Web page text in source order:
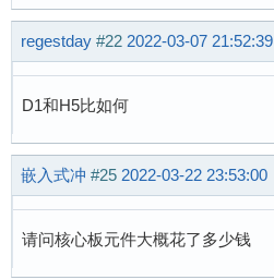
regestday #22 2022-03-07 21:52:39
D1和H5比如何
嵌入式冲 #25 2022-03-22 23:53:00
请问核心板元件大概花了多少钱